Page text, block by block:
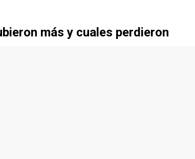
más y cuales perdieron